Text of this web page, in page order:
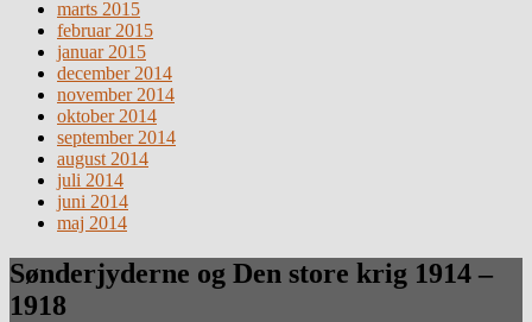
marts 2015
februar 2015
januar 2015
december 2014
november 2014
oktober 2014
september 2014
august 2014
juli 2014
juni 2014
maj 2014
Sønderjyderne og Den store krig 1914 –
1918